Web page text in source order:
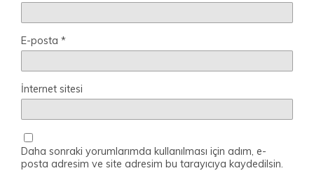
E-posta *
İnternet sitesi
Daha sonraki yorumlarımda kullanılması için adım, e-
posta adresim ve site adresim bu tarayıcıya kaydedilsin.